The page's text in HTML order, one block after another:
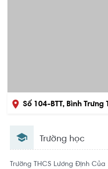
Số 104-BTT, Bình Trưng
Khu dân cư
Trường học
Trường THCS Lương Định Của